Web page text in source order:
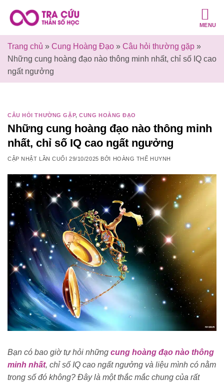
qua
dung
MENU
Trang chủ » Cung Hoàng Đạo » Câu hỏi thường gặp »
Những cung hoàng đạo nào thông minh nhất, chỉ số IQ cao
ngất ngưởng
CÂU HỎI THƯỜNG GẶP,CUNG HOÀNG ĐẠO
Những cung hoàng đạo nào thông minh
nhất, chỉ số IQ cao ngất ngưởng
CẬP NHẬT LẦN CUỐI29/10/2025 BỞI HOÀNG THẾ HUYNH
Bạn có bao giờ tự hỏi những cung hoàng đạo nào thông
minh nhất, chỉ số IQ cao ngất ngưởng và liệu mình có nằm
trong số đó không? Đây là một thắc mắc chung của rất